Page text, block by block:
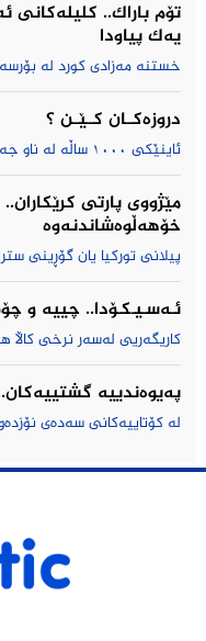
تۆم باراك.. کلیلەکانی
یەک پیاودا
خستنە مەزادی کورد لە
دروزەکــان کــێــن ؟
ئاینێکی ١٠٠٠ ساڵە لە ناو جەرگەی جیهانی ئیسلامیدا
مێژووى پارتى كرێكاران..
خۆهەڵوەشاندنەوە
پیلانی توركیا یان گۆڕینی
ئـەسـیـکـۆدا.. چییه‌ و
كاریگه‌ریی له‌سه‌ر نرخی كاڵا
په‌یوه‌ندییه‌
له‌ كۆتاییه‌كانی سه‌ده‌ی